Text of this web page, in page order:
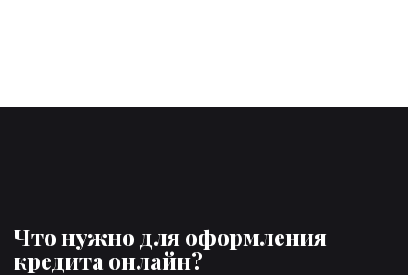
Что нужно для оформления
кредита онлайн?